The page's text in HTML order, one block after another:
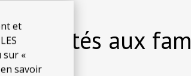
et
sur «
savoir
adaptés aux